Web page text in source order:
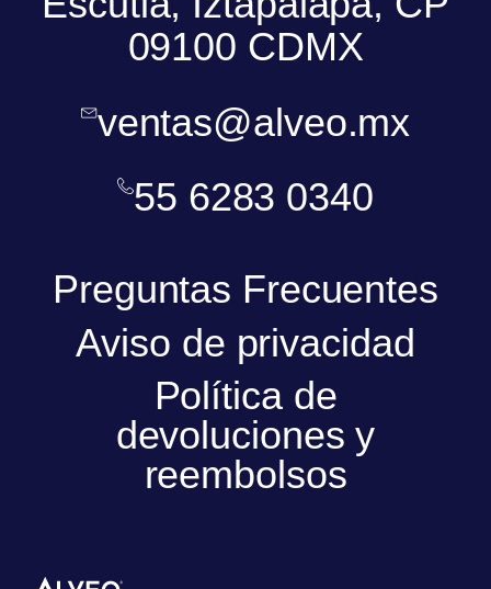
09100 CDMX
ventas@alveo.mx
55 6283 0340
Preguntas Frecuentes
Aviso de privacidad
Política de
devoluciones y
reembolsos